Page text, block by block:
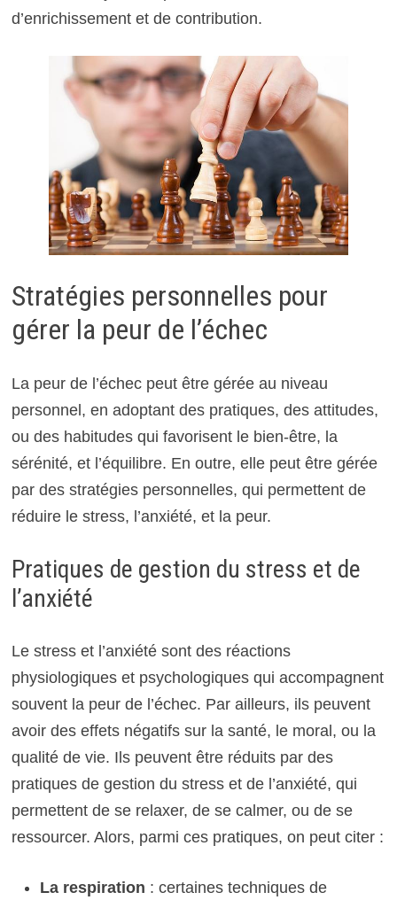
d’enrichissement et de contribution.
Stratégies personnelles pour
gérer la peur de l’échec
La peur de l’échec peut être gérée au niveau
personnel, en adoptant des pratiques, des attitudes,
ou des habitudes qui favorisent le bien-être, la
sérénité, et l’équilibre. En outre, elle peut être gérée
par des stratégies personnelles, qui permettent de
réduire le stress, l’anxiété, et la peur.
Pratiques de gestion du stress et de
l’anxiété
Le stress et l’anxiété sont des réactions
physiologiques et psychologiques qui accompagnent
souvent la peur de l’échec. Par ailleurs, ils peuvent
avoir des effets négatifs sur la santé, le moral, ou la
qualité de vie. Ils peuvent être réduits par des
pratiques de gestion du stress et de l’anxiété, qui
permettent de se relaxer, de se calmer, ou de se
ressourcer. Alors, parmi ces pratiques, on peut citer :
La respiration : certaines techniques de